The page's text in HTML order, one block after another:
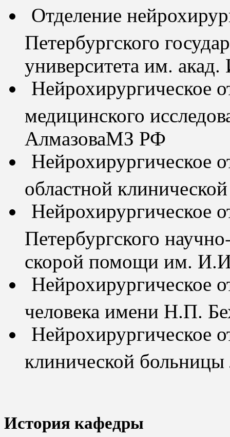
Отделение
Петербургского
университета им.
Нейрохирургическое
медицинского
АлмазоваМЗ РФ
Нейрохирургическое
областной
Нейрохирургическое
Петербургского
скорой помощи им.
Нейрохирургическое
человека имени Н.П.
Нейрохирургическое
клинической
История кафедры